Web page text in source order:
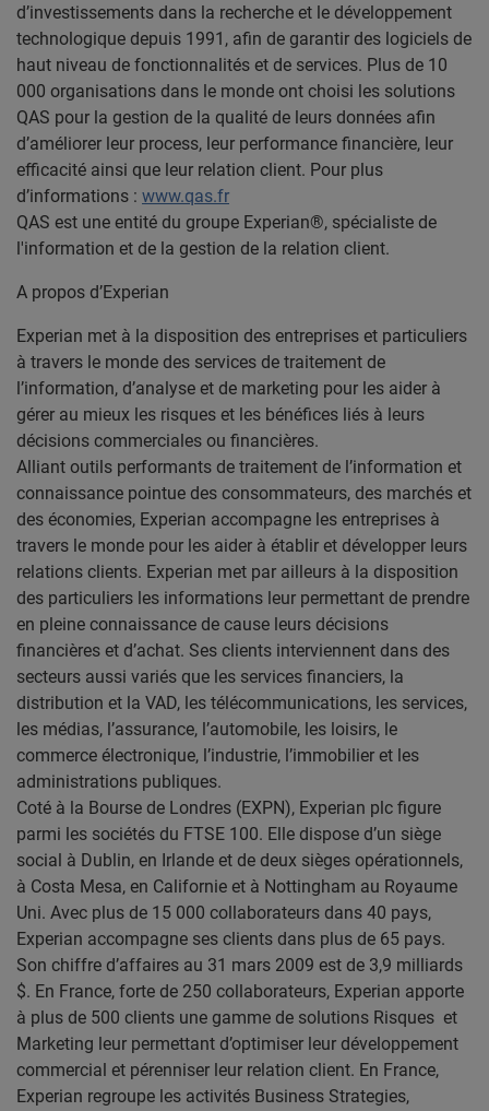
d’investissements dans la recherche et le développement
technologique depuis 1991, afin de garantir des logiciels de
haut niveau de fonctionnalités et de services. Plus de 10
000 organisations dans le monde ont choisi les solutions
QAS pour la gestion de la qualité de leurs données afin
d’améliorer leur process, leur performance financière, leur
efficacité ainsi que leur relation client. Pour plus
d’informations : www.qas.fr
QAS est une entité du groupe Experian®, spécialiste de
l'information et de la gestion de la relation client.
A propos d’Experian
Experian met à la disposition des entreprises et particuliers
à travers le monde des services de traitement de
l’information, d’analyse et de marketing pour les aider à
gérer au mieux les risques et les bénéfices liés à leurs
décisions commerciales ou financières.
Alliant outils performants de traitement de l’information et
connaissance pointue des consommateurs, des marchés et
des économies, Experian accompagne les entreprises à
travers le monde pour les aider à établir et développer leurs
relations clients. Experian met par ailleurs à la disposition
des particuliers les informations leur permettant de prendre
en pleine connaissance de cause leurs décisions
financières et d’achat. Ses clients interviennent dans des
secteurs aussi variés que les services financiers, la
distribution et la VAD, les télécommunications, les services,
les médias, l’assurance, l’automobile, les loisirs, le
commerce électronique, l’industrie, l’immobilier et les
administrations publiques.
Coté à la Bourse de Londres (EXPN), Experian plc figure
parmi les sociétés du FTSE 100. Elle dispose d’un siège
social à Dublin, en Irlande et de deux sièges opérationnels,
à Costa Mesa, en Californie et à Nottingham au Royaume
Uni. Avec plus de 15 000 collaborateurs dans 40 pays,
Experian accompagne ses clients dans plus de 65 pays.
Son chiffre d’affaires au 31 mars 2009 est de 3,9 milliards
$. En France, forte de 250 collaborateurs, Experian apporte
à plus de 500 clients une gamme de solutions Risques et
Marketing leur permettant d’optimiser leur développement
commercial et pérenniser leur relation client. En France,
Experian regroupe les activités Business Strategies,